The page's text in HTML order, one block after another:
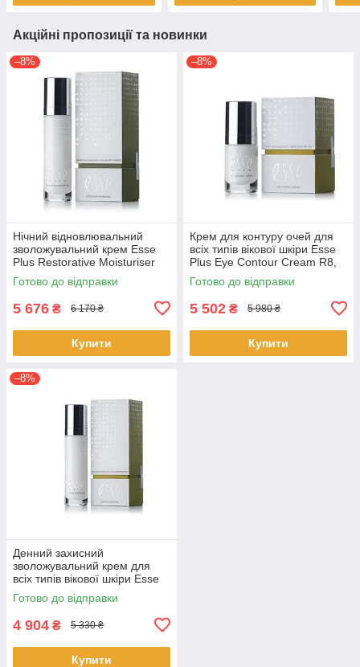
Акційні пропозиції та новинки
–8%
Нічний відновлювальний
зволожувальний крем Esse
Plus Restorative Moisturiser
M10, 50мл
Готово до відправки
5 676 ₴ 6 170 ₴
Купити
–8%
Крем для контуру очей для
всіх типів вікової шкіри Esse
Plus Eye Contour Cream R8,
15 мл
Готово до відправки
5 502 ₴ 5 980 ₴
Купити
–8%
Денний захисний
зволожувальний крем для
всіх типів вікової шкіри Esse
Plus Defence Moisturiser M9,
50 мл
Готово до відправки
4 904 ₴ 5 330 ₴
Купити